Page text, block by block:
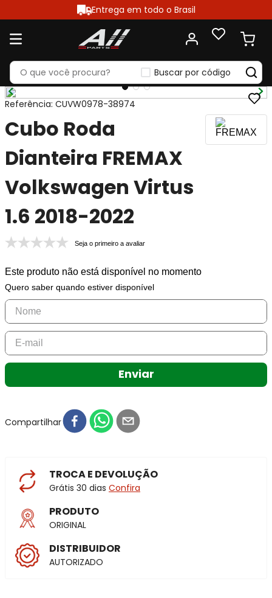
Entrega em todo o Brasil
Buscar por código
Referência: CUVW0978-38974
Cubo Roda
Dianteira FREMAX
Volkswagen Virtus
1.6 2018-2022
Seja o primeiro a avaliar
Este produto não está disponível no momento
Quero saber quando estiver disponível
Enviar
Compartilhar
TROCA E DEVOLUÇÃO
Grátis 30 dias Confira
PRODUTO
ORIGINAL
DISTRIBUIDOR
AUTORIZADO